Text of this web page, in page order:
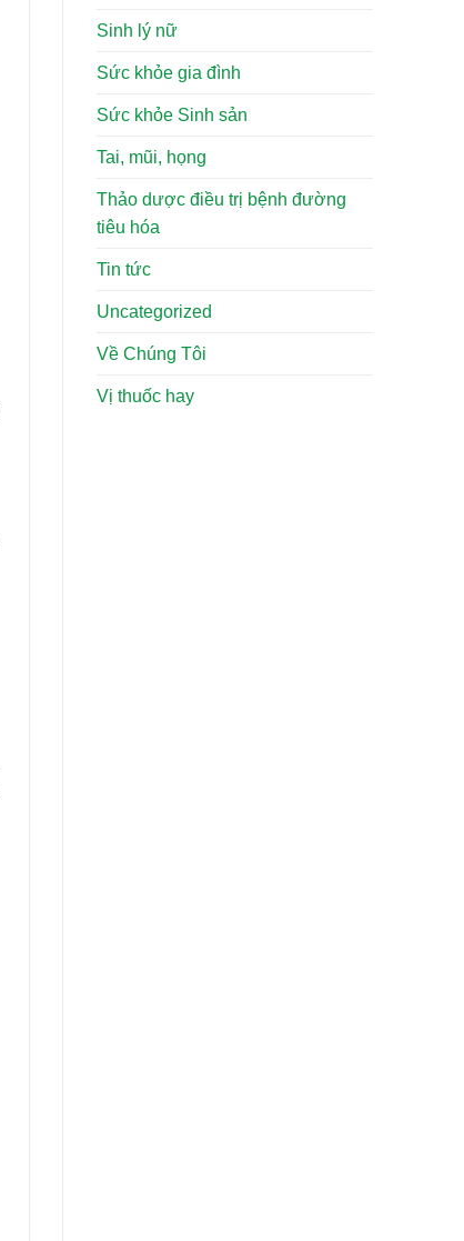
Sinh lý nữ
Sức khỏe gia đình
Sức khỏe Sinh sản
Tai, mũi, họng
Thảo dược điều trị bệnh đường
tiêu hóa
Tin tức
Uncategorized
Về Chúng Tôi
Vị thuốc hay